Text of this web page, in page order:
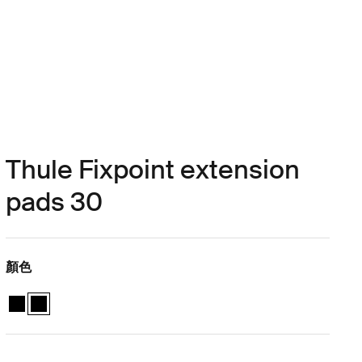
Thule Fixpoint extension
pads 30
顏色
Thule Fixpoint extension pads 黑色
Thule Fixpoint extension pads 黑色 (selected)